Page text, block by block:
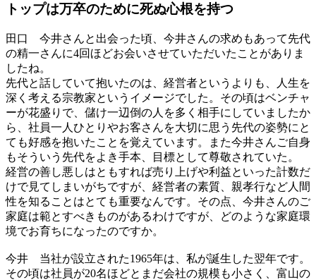
トップは万卒のために死ぬ心根を持つ
田口
今井さんと出会った頃、今井さんの求めもあって先代
の精一さんに4回ほどお会いさせていただいたことがありま
したね。
先代と話していて抱いたのは、経営者というよりも、人生を
深く考える宗教家というイメージでした。その頃はベンチャ
ーが花盛りで、儲け一辺倒の人を多く相手にしていましたか
ら、社員一人ひとりやお客さんを大切に思う先代の姿勢にと
ても好感を抱いたことを覚えています。また今井さんご自身
もそういう先代をよき手本、目標として尊敬されていた。
経営の善し悪しはともすれば売り上げや利益といった計数だ
けで見てしまいがちですが、経営者の素質、親孝行など人間
性を知ることはとても重要なんです。その点、今井さんのご
家庭は範とすべきものがあるわけですが、どのような家庭環
境でお育ちになったのですか。
今井 当社が設立された1965年は、私が誕生した翌年です。
その頃は社員が20名ほどとまだ会社の規模も小さく、富山の